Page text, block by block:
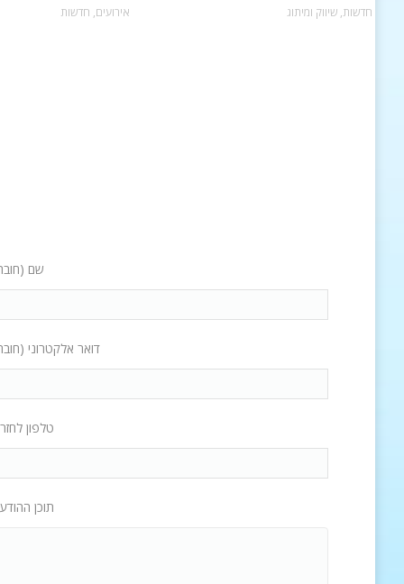
אירועים, חדשות חדשות, שיווק ומיתוג
שם
דואר אלקטרוני
טלפון
תוכן